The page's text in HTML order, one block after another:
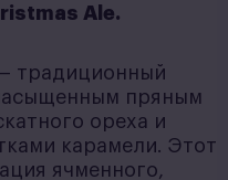
Ale.
традиционный
пряным
ореха и
карамели. Этот
ячменного,